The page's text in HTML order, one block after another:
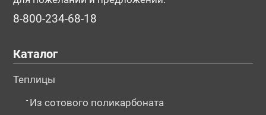
№121850 №121852
8-800-234-68-18
Каталог
Теплицы
- Из сотового поликарбоната